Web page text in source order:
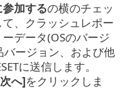
加するの横のチェッ
、クラッシュレポー
データ(OSのバージ
バージョン、および他
に送信します。
へ]をクリックしま